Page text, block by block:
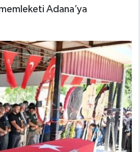
Adana’ya